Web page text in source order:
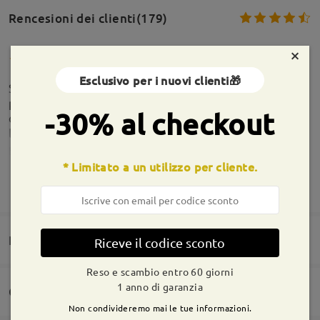
Rencesioni dei clienti(179)
Sorprendente rapporto qualità prezzo! montatura
perfetta, leggera al punto giusto e lenti montate
con precisione. il pacco mi è arrivato addirittura
leggermente in anticipo Consigliato
MOSTRA DI PIÙ
Domande e risposte(2)
Consegna
×
Esclusivo per i nuovi clienti🎁
-30% al checkout
* Limitato a un utilizzo per cliente.
Riceve il codice sconto
Reso e scambio entro 60 giorni
1 anno di garanzia
Non condivideremo mai le tue informazioni.